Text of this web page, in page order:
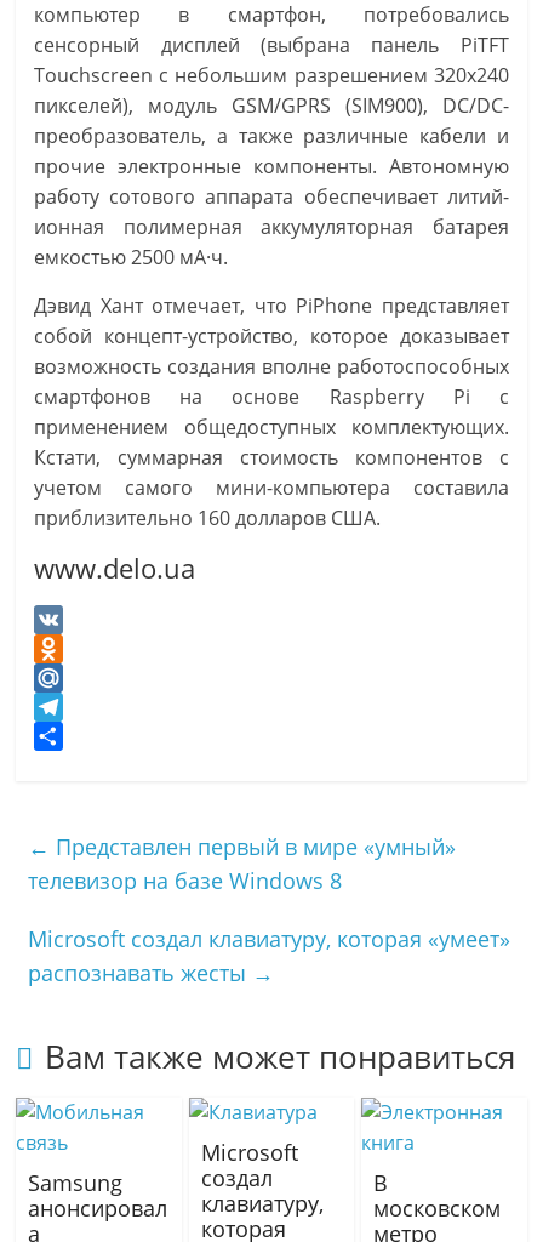
компьютер в смартфон, потребовались
сенсорный дисплей (выбрана панель PiTFT
Touchscreen с небольшим разрешением 320х240
пикселей), модуль GSM/GPRS (SIM900), DC/DC-
преобразователь, а также различные кабели и
прочие электронные компоненты. Автономную
работу сотового аппарата обеспечивает литий-
ионная полимерная аккумуляторная батарея
емкостью 2500 мА·ч.
Дэвид Хант отмечает, что PiPhone представляет
собой концепт-устройство, которое доказывает
возможность создания вполне работоспособных
смартфонов на основе Raspberry Pi с
применением общедоступных комплектующих.
Кстати, суммарная стоимость компонентов с
учетом самого мини-компьютера составила
приблизительно 160 долларов США.
www.delo.ua
V
K
O
d
n
a
s
n
i
M
a
R
u
T
g
r
m
р
а
и
т
← Представлен первый в мире «умный»
телевизор на базе Windows 8
Microsoft создал клавиатуру, которая «умеет»
распознавать жесты →
Вам также может понравиться
Samsung
анонсировал
а
Microsoft
создал
клавиатуру,
которая
В
московском
метро